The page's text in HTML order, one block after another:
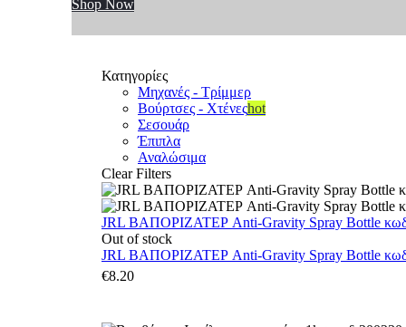
Shop Now
Κατηγορίες
Μηχανές - Τρίμμερ
Βούρτσες - Χτένεςhot
Σεσουάρ
Έπιπλα
Αναλώσιμα
Clear Filters
JRL ΒΑΠΟΡΙΖΑΤΕΡ Anti-Gravity Spray Bottle
Out of stock
JRL ΒΑΠΟΡΙΖΑΤΕΡ Anti-Gravity Spray Bottle
€8.20